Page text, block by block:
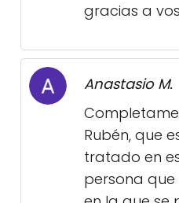
gracias a
Anastasio M.
Rubén, que
tratado en
persona